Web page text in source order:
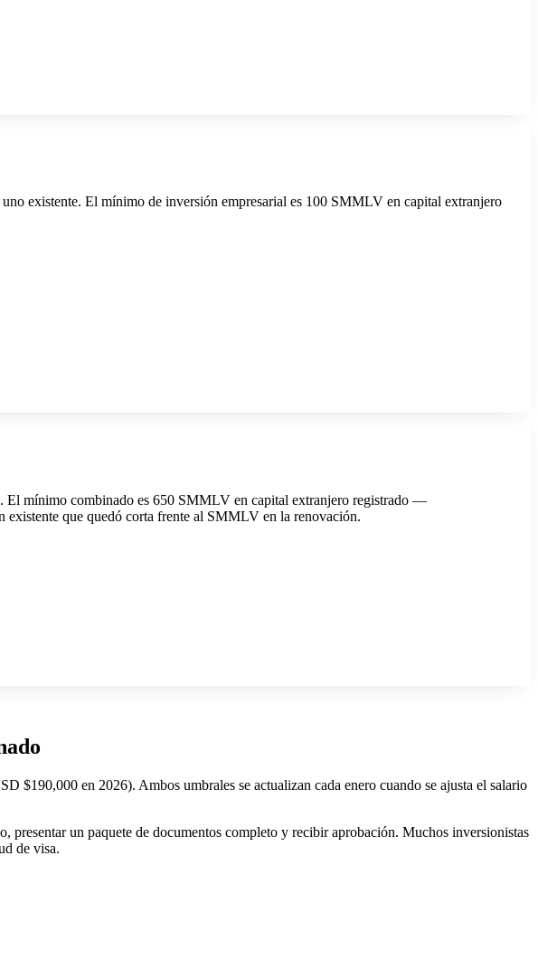
existente. El mínimo de inversión empresarial es 100 SMMLV en capital extranjero
El mínimo combinado es 650 SMMLV en capital extranjero registrado —
que quedó corta frente al SMMLV en la renovación.
en 2026). Ambos umbrales se actualizan cada enero cuando se ajusta el salario
un paquete de documentos completo y recibir aprobación. Muchos inversionistas
de visa.